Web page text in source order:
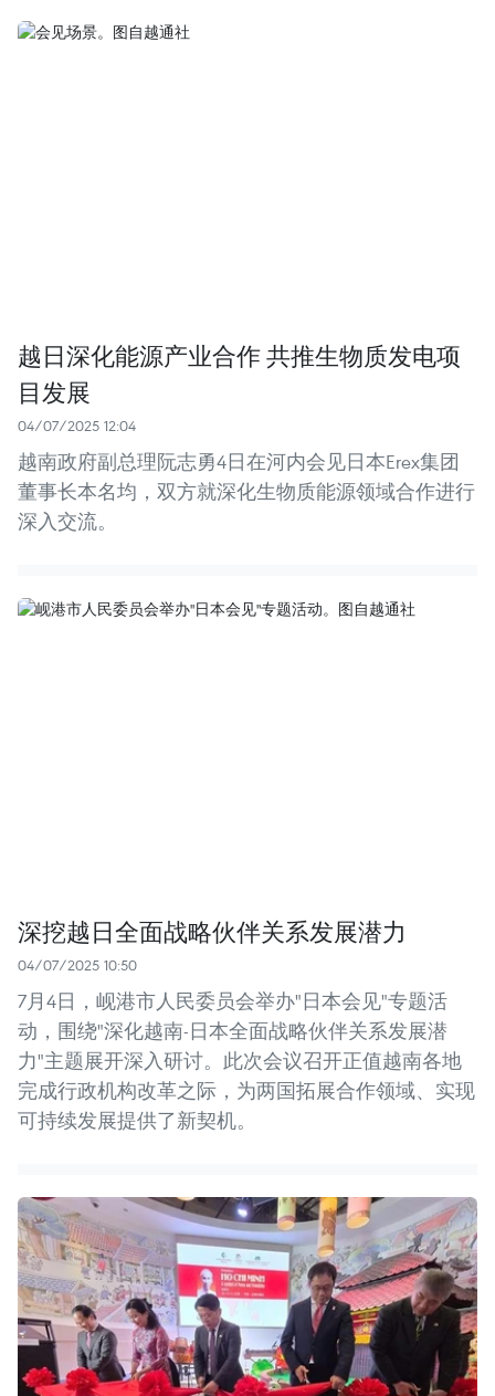
越日深化能源产业合作 共推生物质发电项
目发展
04/07/2025 12:04
越南政府副总理阮志勇4日在河内会见日本Erex集团
董事长本名均，双方就深化生物质能源领域合作进行
深入交流。
深挖越日全面战略伙伴关系发展潜力
04/07/2025 10:50
7月4日，岘港市人民委员会举办"日本会见"专题活
动，围绕"深化越南-日本全面战略伙伴关系发展潜
力"主题展开深入研讨。此次会议召开正值越南各地
完成行政机构改革之际，为两国拓展合作领域、实现
可持续发展提供了新契机。